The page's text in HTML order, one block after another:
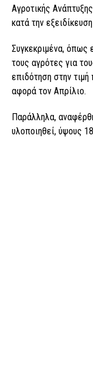
Αγροτικής
κατά την
Συγκεκριμένα, όπως
τους αγρότες για
επιδότηση στην
αφορά τον Απρίλιο.
Παράλληλα,
υλοποιηθεί, ύψους